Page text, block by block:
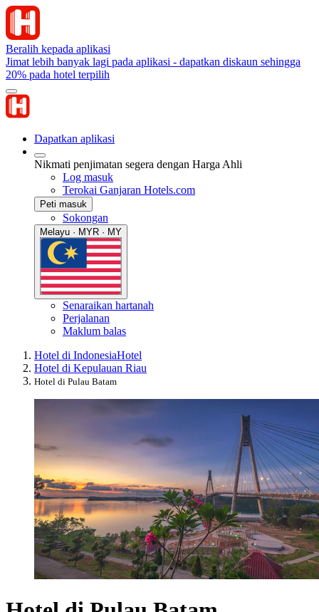
Beralih kepada aplikasi
Jimat lebih banyak lagi pada aplikasi - dapatkan diskaun sehingga
20% pada hotel terpilih
Dapatkan aplikasi
Nikmati penjimatan segera dengan Harga Ahli
Log masuk
Terokai Ganjaran Hotels.com
Peti masuk
Sokongan
Melayu · MYR · MY
Senaraikan hartanah
Perjalanan
Maklum balas
Hotel di IndonesiaHotel
Hotel di Kepulauan Riau
Hotel di Pulau Batam